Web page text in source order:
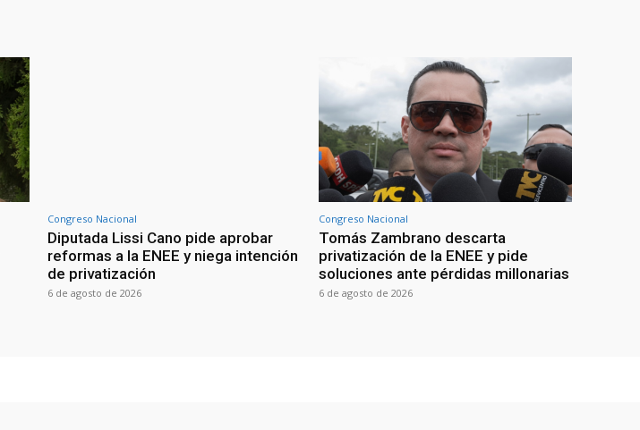
Congreso Nacional
Diputada Lissi Cano pide aprobar
reformas a la ENEE y niega intención
de privatización
6 de agosto de 2026
Congreso Nacional
Tomás Zambrano descarta
privatización de la ENEE y pide
soluciones ante pérdidas millonarias
6 de agosto de 2026